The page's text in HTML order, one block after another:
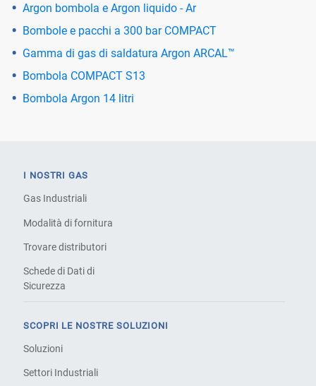
Argon bombola e Argon liquido - Ar
Bombole e pacchi a 300 bar COMPACT
Gamma di gas di saldatura Argon ARCAL™
Bombola COMPACT S13
Bombola Argon 14 litri
I NOSTRI GAS
Gas Industriali
Modalità di fornitura
Trovare distributori
Schede di Dati di
Sicurezza
SCOPRI LE NOSTRE SOLUZIONI
Soluzioni
Settori Industriali